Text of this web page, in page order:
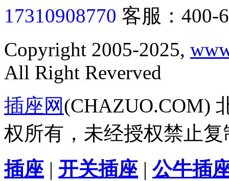
17310908770 客服：400-
Copyright 2005-2025,
All Right Reverved
插座网(CHAZUO.COM)
权所有，未经授权禁止
插座 | 开关插座 | 公牛插